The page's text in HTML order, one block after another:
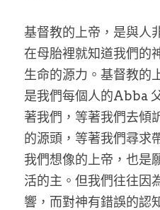
基督教的上帝，是與人
在母胎裡就知道我們的
生命的源力。基督教的
是我們每個人的Abba
著我們，等著我們去傾
的源頭，等著我們尋求
我們想像的上帝，也是
活的主。但我們往往因
響，而對神有錯誤的認